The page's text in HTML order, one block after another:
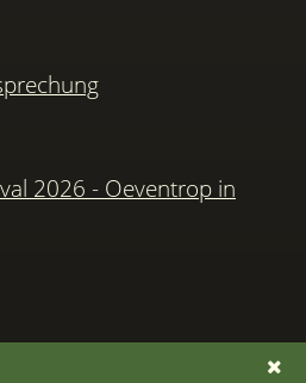
2026 - Oeventrop in